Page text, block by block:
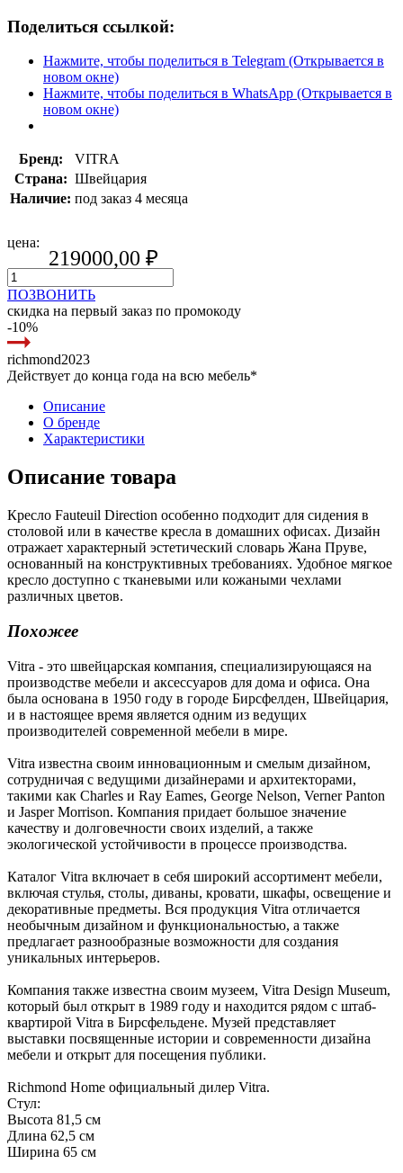
Поделиться ссылкой:
Нажмите, чтобы поделиться в Telegram (Открывается в
новом окне)
Нажмите, чтобы поделиться в WhatsApp (Открывается в
новом окне)
Бренд:
VITRA
Страна: Швейцария
Наличие: под заказ 4 месяца
цена:
219000,00 ₽
ПОЗВОНИТЬ
скидка на первый заказ по промокоду
-10%
richmond2023
Действует до конца года на всю мебель*
Описание
О бренде
Характеристики
Описание товара
Кресло Fauteuil Direction особенно подходит для сидения в
столовой или в качестве кресла в домашних офисах. Дизайн
отражает характерный эстетический словарь Жана Пруве,
основанный на конструктивных требованиях. Удобное мягкое
кресло доступно с тканевыми или кожаными чехлами
различных цветов.
Похожее
Vitra - это швейцарская компания, специализирующаяся на
производстве мебели и аксессуаров для дома и офиса. Она
была основана в 1950 году в городе Бирсфелден, Швейцария,
и в настоящее время является одним из ведущих
производителей современной мебели в мире.
Vitra известна своим инновационным и смелым дизайном,
сотрудничая с ведущими дизайнерами и архитекторами,
такими как Charles и Ray Eames, George Nelson, Verner Panton
и Jasper Morrison. Компания придает большое значение
качеству и долговечности своих изделий, а также
экологической устойчивости в процессе производства.
Каталог Vitra включает в себя широкий ассортимент мебели,
включая стулья, столы, диваны, кровати, шкафы, освещение и
декоративные предметы. Вся продукция Vitra отличается
необычным дизайном и функциональностью, а также
предлагает разнообразные возможности для создания
уникальных интерьеров.
Компания также известна своим музеем, Vitra Design Museum,
который был открыт в 1989 году и находится рядом с штаб-
квартирой Vitra в Бирсфельдене. Музей представляет
выставки посвященные истории и современности дизайна
мебели и открыт для посещения публики.
Richmond Home официальный дилер Vitra.
Стул:
Высота 81,5 см
Длина 62,5 см
Ширина 65 см